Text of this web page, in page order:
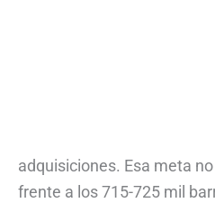
adquisiciones. Esa meta
frente a los 715-725 mil